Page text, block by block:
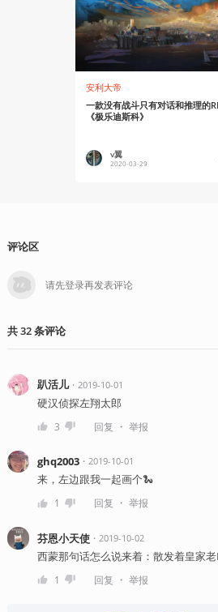
安利大帝
一款没有战斗只有对话和推理的
《极乐迪斯科》
v翼
2020-03-29
评论区
共32条评论
趴活儿・ 2019-10-01
硬汉侦探左翔太郎
3 回复 ・ 举报
ghq2003・ 2019-10-01
来，左边跟我一起画个🐍
1 回复 ・ 举报
芬恩小天使・ 2019-10-02
西蒙那句话怎么说来着：散发着皇家
1 回复 ・ 举报